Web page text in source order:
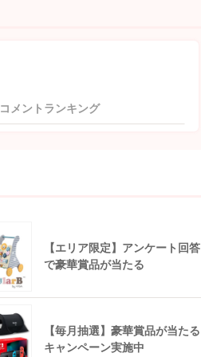
コメントランキング
【エリア限定】アンケート回答
で豪華賞品が当たる
【毎月抽選】豪華賞品が当たる
キャンペーン実施中